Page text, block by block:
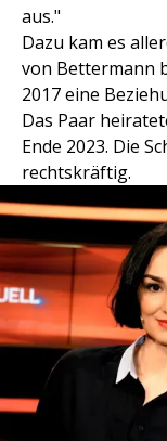
aus."
Dazu kam es
von Bettermann
2017 eine
Das Paar
Ende 2023. Die
rechtskräftig.